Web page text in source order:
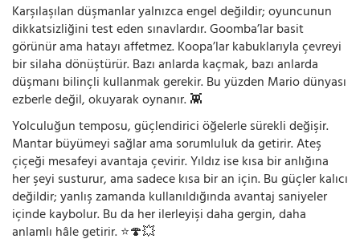
Karşılaşılan düşmanlar yalnızca engel değildir; oyuncunun
dikkatsizliğini test eden sınavlardır. Goomba’lar basit
görünür ama hatayı affetmez. Koopa’lar kabuklarıyla çevreyi
bir silaha dönüştürür. Bazı anlarda kaçmak, bazı anlarda
düşmanı bilinçli kullanmak gerekir. Bu yüzden Mario dünyası
ezberle değil, okuyarak oynanır. 👾
Yolculuğun temposu, güçlendirici öğelerle sürekli değişir.
Mantar büyümeyi sağlar ama sorumluluk da getirir. Ateş
çiçeği mesafeyi avantaja çevirir. Yıldız ise kısa bir anlığına
her şeyi susturur, ama sadece kısa bir an için. Bu güçler kalıcı
değildir; yanlış zamanda kullanıldığında avantaj saniyeler
içinde kaybolur. Bu da her ilerleyişi daha gergin, daha
anlamlı hâle getirir. ⭐🍄💥